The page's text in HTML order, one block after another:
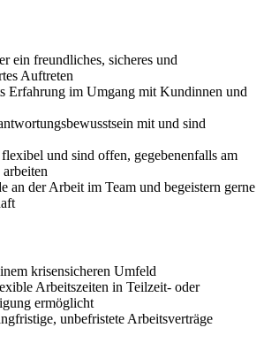
ein freundliches, sicheres und
Auftreten
Erfahrung im Umgang mit Kundinnen und
mit und sind
und sind offen, gegebenenfalls am
an der Arbeit im Team und begeistern gerne
krisensicheren Umfeld
Arbeitszeiten in Teilzeit- oder
ermöglicht
unbefristete Arbeitsverträge